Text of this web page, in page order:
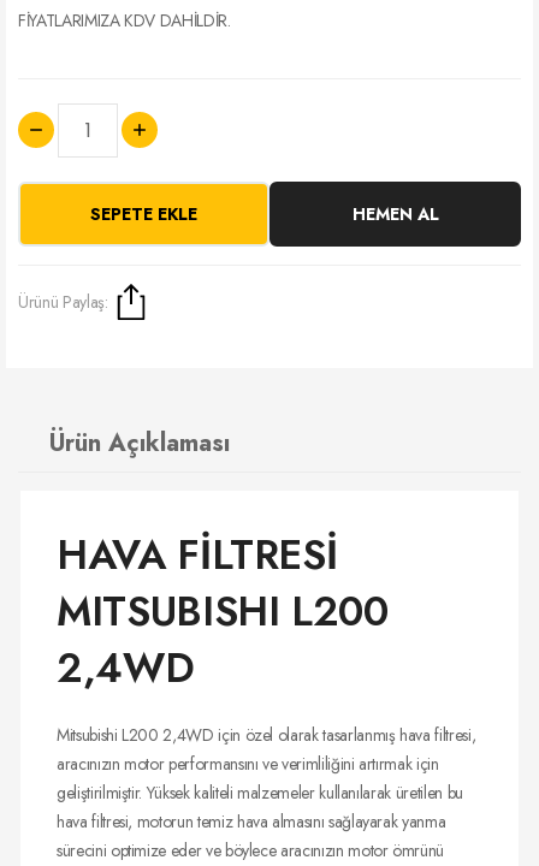
FİYATLARIMIZA KDV DAHİLDİR.
SEPETE EKLE HEMEN AL
Ürünü Paylaş:
Ürün Açıklaması
HAVA FİLTRESİ
MITSUBISHI L200
2,4WD
Mitsubishi L200 2,4WD için özel olarak tasarlanmış hava filtresi,
aracınızın motor performansını ve verimliliğini artırmak için
geliştirilmiştir. Yüksek kaliteli malzemeler kullanılarak üretilen bu
hava filtresi, motorun temiz hava almasını sağlayarak yanma
sürecini optimize eder ve böylece aracınızın motor ömrünü